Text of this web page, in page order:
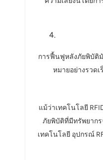
การฟื้นฟูหลังภัยพิบัติ
หมายอย่างรวด
แม้ว่าเทคโนโลยี
ภัยพิบัติที่มีทรัพยาก
เทคโนโลยี อุปกรณ์